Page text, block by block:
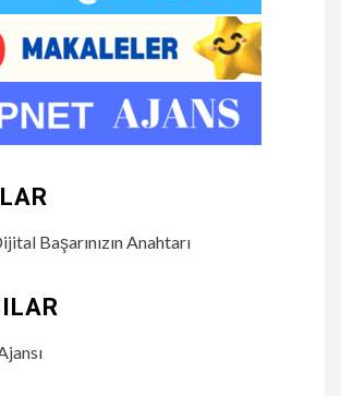
Başarınızın Anahtarı